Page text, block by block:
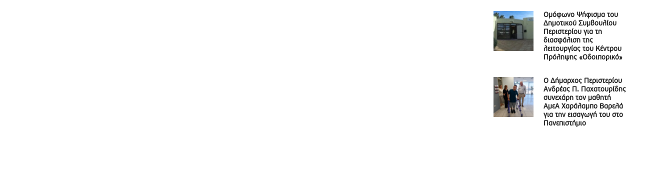
Ομόφωνο Ψήφισμα του
Δημοτικού Συμβουλίου
Περιστερίου για τη
διασφάλιση της
λειτουργίας του Κέντρου
Πρόληψης «Οδοιπορικό»
Ο Δήμαρχος Περιστερίου
Ανδρέας Π. Παχατουρίδης
συνεχάρη τον μαθητή
ΑμεΑ Χαράλαμπο Βαρελά
για την εισαγωγή του στο
Πανεπιστήμιο